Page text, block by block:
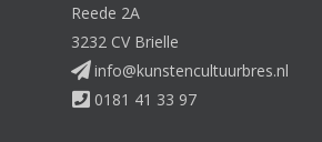
Reede 2A
3232 CV Brielle
info@kunstencultuurbres.nl
0181 41 33 97